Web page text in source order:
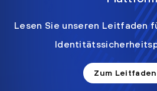
Lesen Sie unseren Leitfaden
Zum Leitfaden